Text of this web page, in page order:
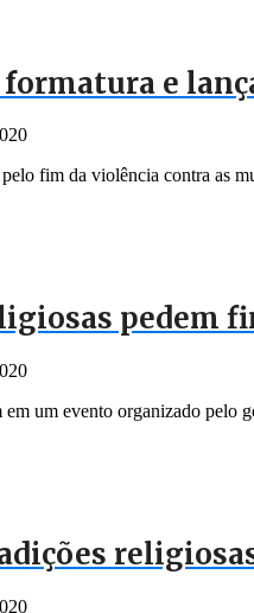
e
fim da violência contra as
pedem
um evento organizado pelo